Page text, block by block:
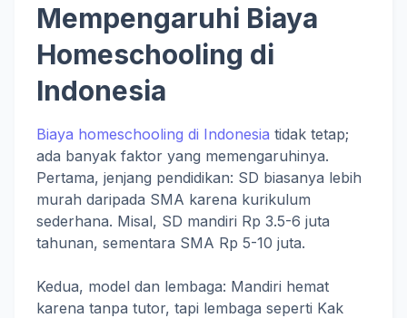
Mempengaruhi Biaya
Homeschooling di
Indonesia
Biaya homeschooling di Indonesia tidak tetap;
ada banyak faktor yang memengaruhinya.
Pertama, jenjang pendidikan: SD biasanya lebih
murah daripada SMA karena kurikulum
sederhana. Misal, SD mandiri Rp 3.5-6 juta
tahunan, sementara SMA Rp 5-10 juta.
Kedua, model dan lembaga: Mandiri hemat
karena tanpa tutor, tapi lembaga seperti Kak